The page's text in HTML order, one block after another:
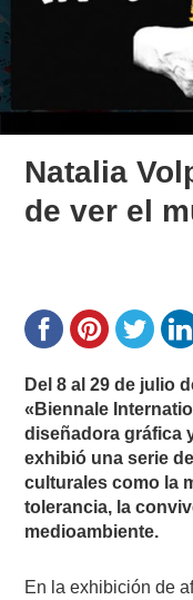
Natalia
de ver el
Del 8 al 29 de julio
«Biennale
diseñadora gráfica
exhibió una serie
culturales como la
tolerancia, la
medioambiente.
En la exhibición de